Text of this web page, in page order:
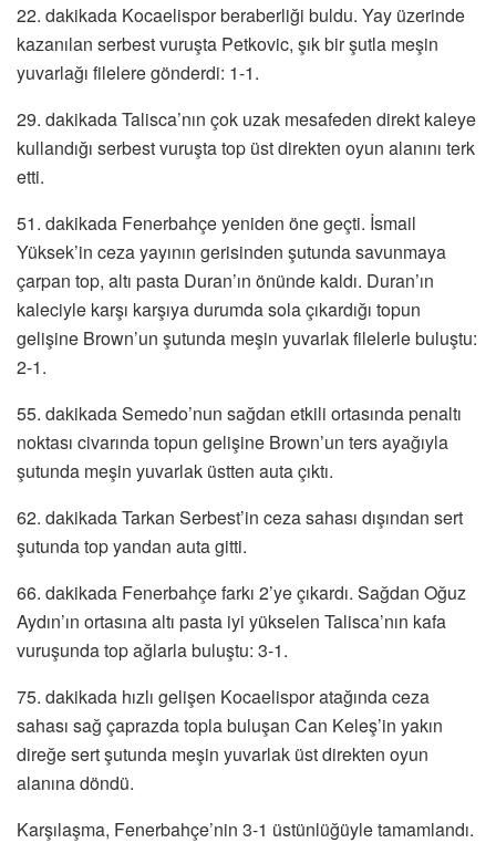
22. dakikada Kocaelispor beraberliği buldu. Yay üzerinde
kazanılan serbest vuruşta Petkovic, şık bir şutla meşin
yuvarlağı filelere gönderdi: 1-1.
29. dakikada Talisca’nın çok uzak mesafeden direkt kaleye
kullandığı serbest vuruşta top üst direkten oyun alanını terk
etti.
51. dakikada Fenerbahçe yeniden öne geçti. İsmail
Yüksek’in ceza yayının gerisinden şutunda savunmaya
çarpan top, altı pasta Duran’ın önünde kaldı. Duran’ın
kaleciyle karşı karşıya durumda sola çıkardığı topun
gelişine Brown’un şutunda meşin yuvarlak filelerle buluştu:
2-1.
55. dakikada Semedo’nun sağdan etkili ortasında penaltı
noktası civarında topun gelişine Brown’un ters ayağıyla
şutunda meşin yuvarlak üstten auta çıktı.
62. dakikada Tarkan Serbest’in ceza sahası dışından sert
şutunda top yandan auta gitti.
66. dakikada Fenerbahçe farkı 2’ye çıkardı. Sağdan Oğuz
Aydın’ın ortasına altı pasta iyi yükselen Talisca’nın kafa
vuruşunda top ağlarla buluştu: 3-1.
75. dakikada hızlı gelişen Kocaelispor atağında ceza
sahası sağ çaprazda topla buluşan Can Keleş’in yakın
direğe sert şutunda meşin yuvarlak üst direkten oyun
alanına döndü.
Karşılaşma, Fenerbahçe’nin 3-1 üstünlüğüyle tamamlandı.